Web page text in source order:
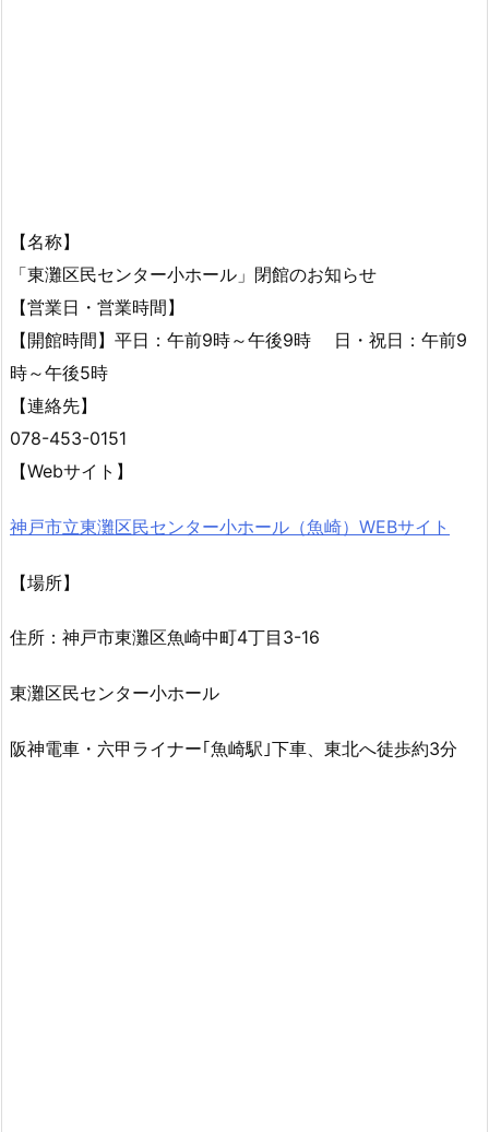
【名称】
「東灘区民センター小ホール」閉館のお知らせ
【営業日・営業時間】
【開館時間】平日：午前9時～午後9時 日・祝日：午前9
時～午後5時
【連絡先】
078-453-0151
【Webサイト】
神戸市立東灘区民センター小ホール（魚崎）WEBサイト
【場所】
住所：神戸市東灘区魚崎中町4丁目3-16
東灘区民センター小ホール
阪神電車・六甲ライナー｢魚崎駅｣下車、東北へ徒歩約3分